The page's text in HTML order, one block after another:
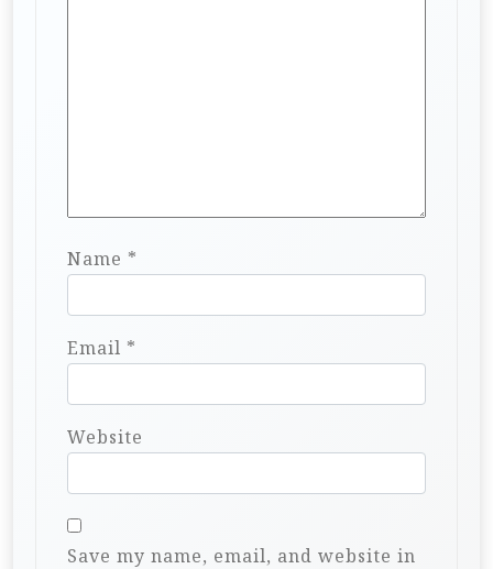
Name *
Email *
Website
Save my name, email, and website in